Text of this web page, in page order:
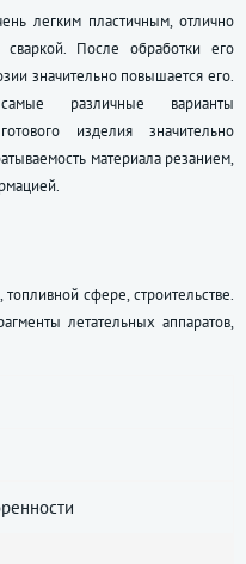
легким пластичным, отлично
сваркой. После обработки его
значительно повышается его.
различные варианты
изделия значительно
материала резанием,
сфере, строительстве.
летательных аппаратов,